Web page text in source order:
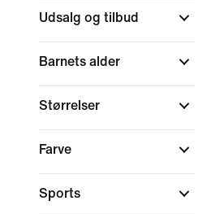
Udsalg og tilbud
Barnets alder
Størrelser
Farve
Sports